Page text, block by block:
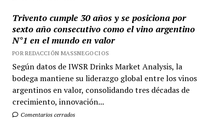
Trivento cumple 30 años y se posiciona por
sexto año consecutivo como el vino argentino
N°1 en el mundo en valor
POR REDACCIÓN MASSNEGOCIOS
Según datos de IWSR Drinks Market Analysis, la
bodega mantiene su liderazgo global entre los vinos
argentinos en valor, consolidando tres décadas de
crecimiento, innovación...
Comentarios cerrados